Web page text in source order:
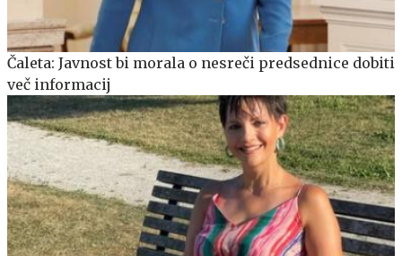
Čaleta: Javnost bi morala o nesreči predsednice dobiti
več informacij